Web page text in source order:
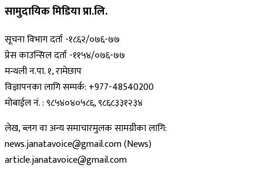
सामुदायिक मिडिया प्रा.लि.
सूचना विभाग दर्ता -१८६२/०७६-७७
प्रेस काउन्सिल दर्ता -११५४/०७६-७७
मन्थली न.पा. १, रामेछाप
विज्ञापनका लागि सम्पर्क: +977-48540200
मोबाईल नं. : ९८५४०४०५८६, ९८६८३३१२३४
लेख, ब्लग वा अन्य समाचारमुलक सामग्रीका लागि:
news.janatavoice@gmail.com (News)
article.janatavoice@gmail.com